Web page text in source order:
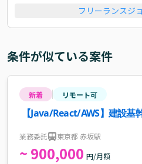
フリーランスジ
条件が似ている案件
新着 リモート可
【Java/React/AWS】建設
業務委託 東京都 赤坂駅
~ 900,000 円/月額